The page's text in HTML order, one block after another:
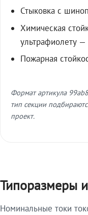
Стыковка с
Химическая
ультрафиолету —
Пожарная
Формат артикула
тип секции
проект.
Типоразмеры
Номинальные токи